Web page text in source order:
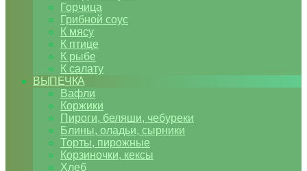
Горчица
Грибной соус
К мясу
К птице
К рыбе
К салату
ВЫПЕЧКА
Вафли
Коржики
Пироги, беляши, чебуреки
Блины, оладьи, сырники
Торты, пирожные
Корзиночки, кексы
Хлеб